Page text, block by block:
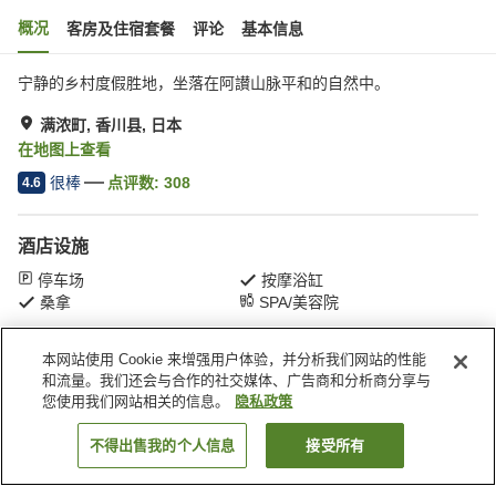
概况 客房及住宿套餐 评论 基本信息
宁静的乡村度假胜地，坐落在阿讃山脉平和的自然中。
满浓町, 香川县, 日本
在地图上查看
4.6 很棒 点评数: 308
酒店设施
停车场
按摩浴缸
桑拿
SPA/美容院
首页 日本 香川县 满浓町 汤山庄阿赞琴南
搜索客房
本网站使用 Cookie 来增强用户体验，并分析我们网站的性能
和流量。我们还会与合作的社交媒体、广告商和分析商分享与
您使用我们网站相关的信息。
隐私政策
不得出售我的个人信息 接受所有